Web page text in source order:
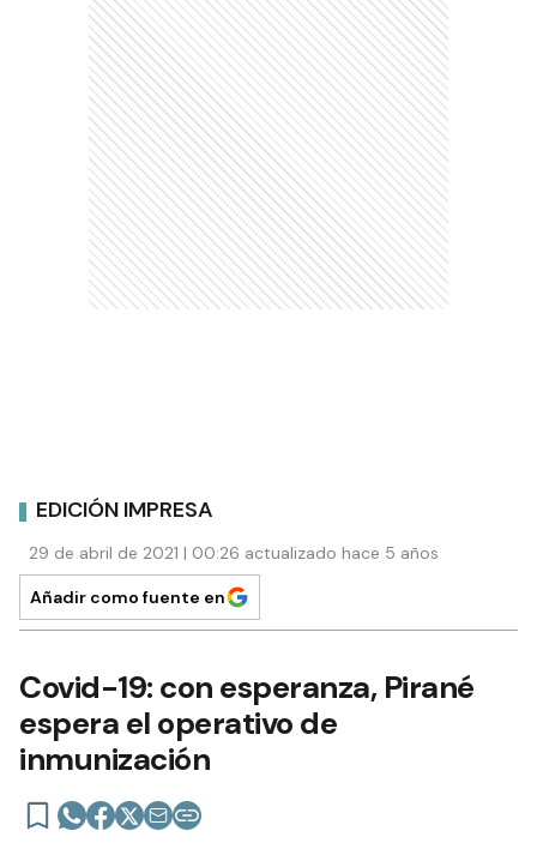
EDICIÓN IMPRESA
29 de abril de 2021 | 00:26 actualizado hace 5 años
Añadir como fuente en
Covid-19: con esperanza, Pirané
espera el operativo de
inmunización